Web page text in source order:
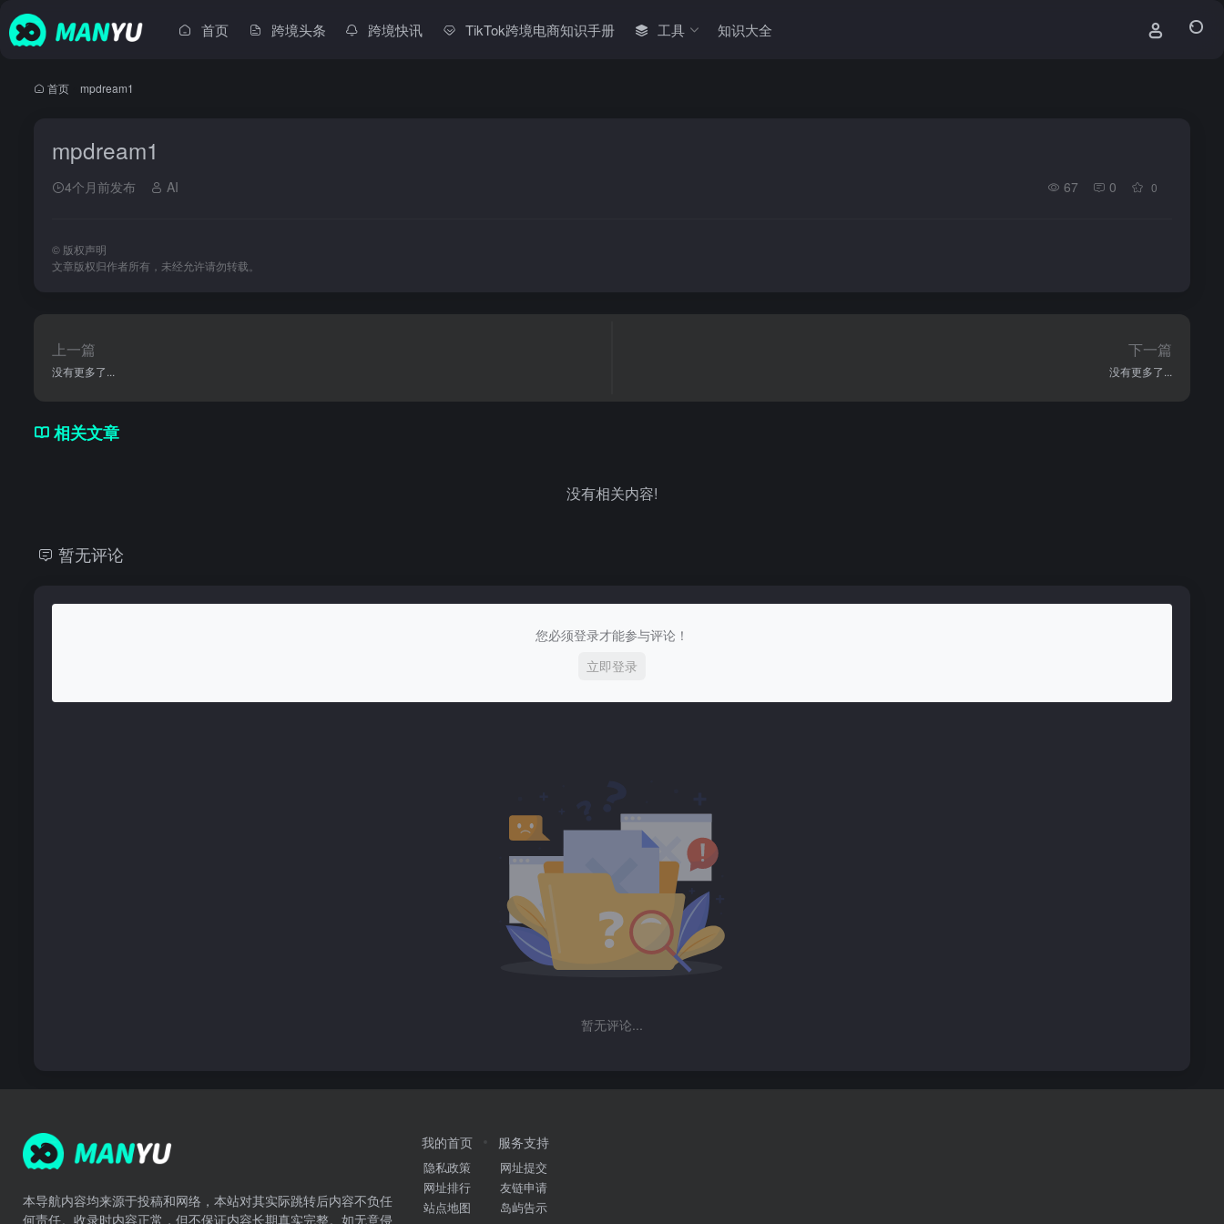
首页 跨境头条 跨境快讯 TikTok跨境电商知识手册 工具 知识大全
首页 mpdream1
mpdream1
4个月前发布 AI 67 0 0
© 版权声明
文章版权归作者所有，未经允许请勿转载。
上一篇
没有更多了...
下一篇
没有更多了...
相关文章
没有相关内容!
暂无评论
您必须登录才能参与评论！
立即登录
暂无评论...
本导航内容均来源于投稿和网络，本站对其实际跳转后内容不负任
何责任。收录时内容正常，但不保证内容长期真实完整。如无意侵
我的首页
隐私政策
网址排行
站点地图
服务支持
网址提交
友链申请
岛屿告示